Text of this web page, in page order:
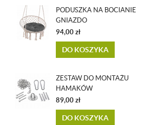
PODUSZKA NA BOCIANIE
GNIAZDO
94,00 zł
DO KOSZYKA
ZESTAW DO MONTAŻU
HAMAKÓW
89,00 zł
DO KOSZYKA